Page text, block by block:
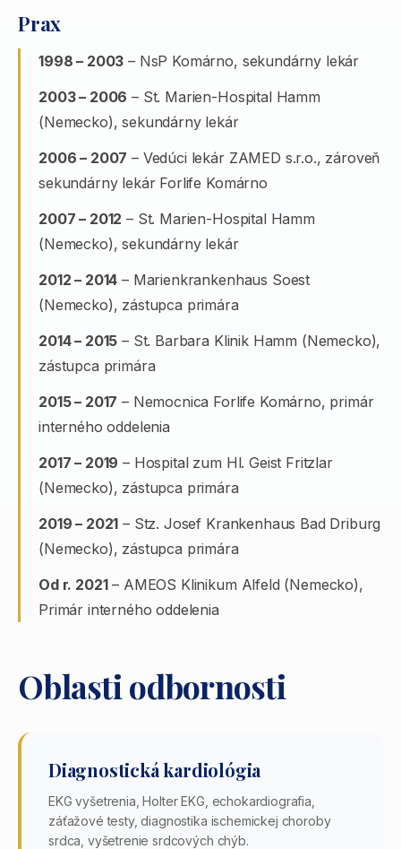
Prax
1998 – 2003 – NsP Komárno, sekundárny lekár
2003 – 2006 – St. Marien-Hospital Hamm
(Nemecko), sekundárny lekár
2006 – 2007 – Vedúci lekár ZAMED s.r.o., zároveň
sekundárny lekár Forlife Komárno
2007 – 2012 – St. Marien-Hospital Hamm
(Nemecko), sekundárny lekár
2012 – 2014 – Marienkrankenhaus Soest
(Nemecko), zástupca primára
2014 – 2015 – St. Barbara Klinik Hamm (Nemecko),
zástupca primára
2015 – 2017 – Nemocnica Forlife Komárno, primár
interného oddelenia
2017 – 2019 – Hospital zum Hl. Geist Fritzlar
(Nemecko), zástupca primára
2019 – 2021 – Stz. Josef Krankenhaus Bad Driburg
(Nemecko), zástupca primára
Od r. 2021– AMEOS Klinikum Alfeld (Nemecko),
Primár interného oddelenia
Oblasti odbornosti
Diagnostická kardiológia
EKG vyšetrenia, Holter EKG, echokardiografia,
záťažové testy, diagnostika ischemickej choroby
srdca, vyšetrenie srdcových chýb.